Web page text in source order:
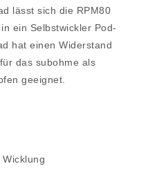
lässt sich die RPM80
ein Selbstwickler Pod-
hat einen Widerstand
das subohme als
geeignet.